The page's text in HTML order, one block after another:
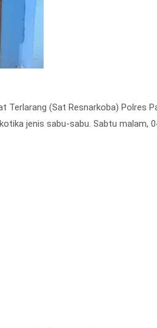
Terlarang (Sat Resnarkoba) Polres
jenis sabu-sabu. Sabtu malam,